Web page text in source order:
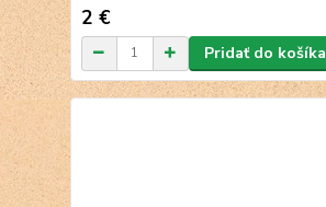
2 €
Pridať do košíka